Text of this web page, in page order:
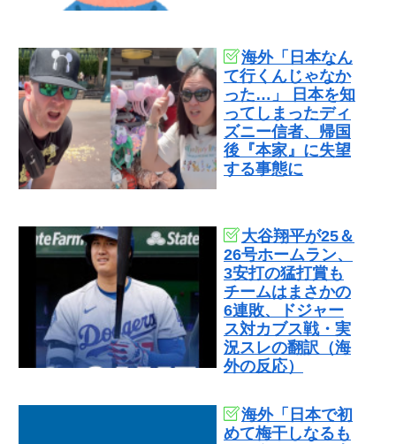
海外「日本なん
て行くんじゃなか
った…」 日本を知
ってしまったディ
ズニー信者、帰国
後『本家』に失望
する事態に
大谷翔平が25＆
26号ホームラン、
3安打の猛打賞も
チームはまさかの
6連敗、ドジャー
ス対カブス戦・実
況スレの翻訳（海
外の反応）
海外「日本で初
めて梅干しなるも